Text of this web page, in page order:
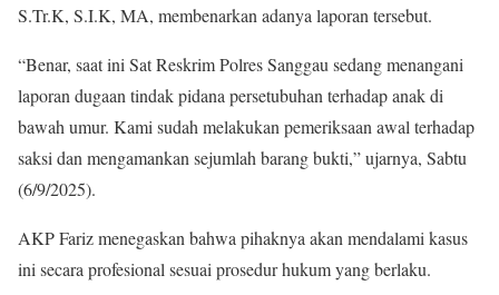
S.Tr.K, S.I.K, MA, membenarkan adanya laporan tersebut.
“Benar, saat ini Sat Reskrim Polres Sanggau sedang menangani
laporan dugaan tindak pidana persetubuhan terhadap anak di
bawah umur. Kami sudah melakukan pemeriksaan awal terhadap
saksi dan mengamankan sejumlah barang bukti,” ujarnya, Sabtu
(6/9/2025).
AKP Fariz menegaskan bahwa pihaknya akan mendalami kasus
ini secara profesional sesuai prosedur hukum yang berlaku.